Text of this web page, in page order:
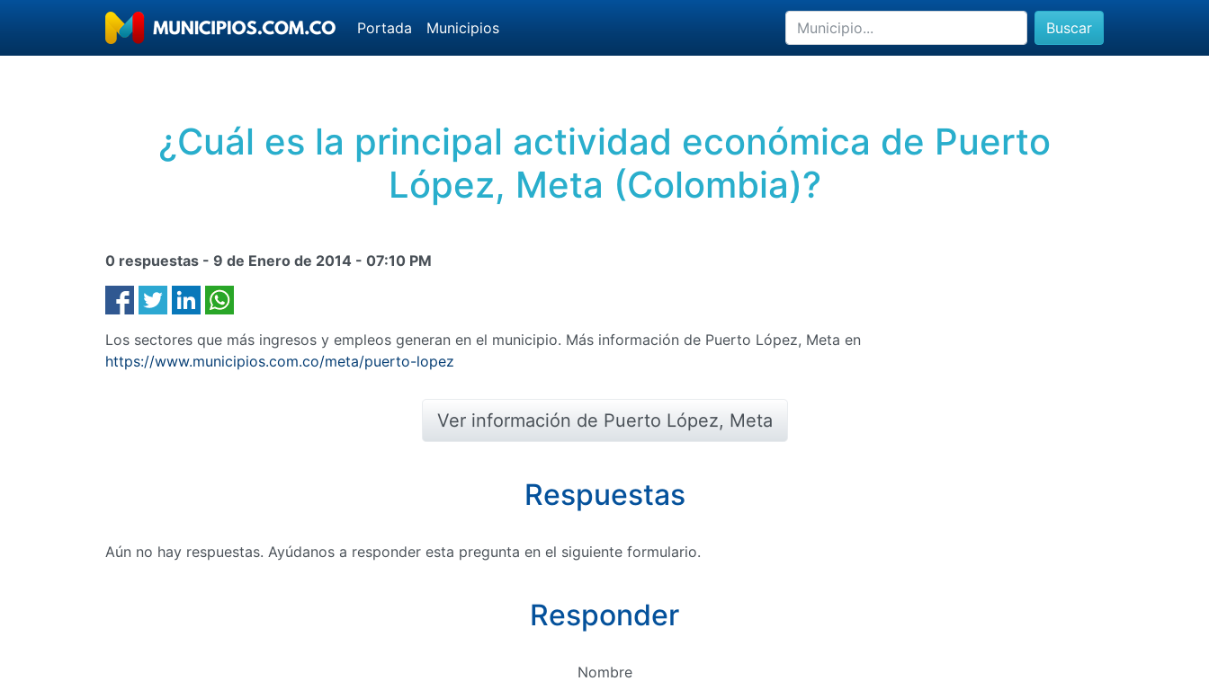
Portada Municipios Buscar
¿Cuál es la principal actividad económica de Puerto
López, Meta (Colombia)?
0 respuestas - 9 de Enero de 2014 - 07:10 PM
Los sectores que más ingresos y empleos generan en el municipio. Más información de Puerto López, Meta en
https://www.municipios.com.co/meta/puerto-lopez
Ver información de Puerto López, Meta
Respuestas
Aún no hay respuestas. Ayúdanos a responder esta pregunta en el siguiente formulario.
Responder
Nombre